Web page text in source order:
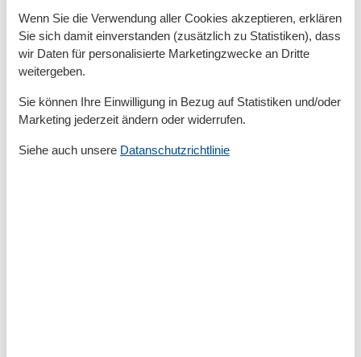
Heizung
Haartrockner
Internet - WLAN
Kabel / Sat
Küche (offen)
Kühlschrank
Mikrowelle
Wenn Sie die Verwendung aller Cookies akzeptieren, erklären
Sie sich damit einverstanden (zusätzlich zu Statistiken), dass
wir Daten für personalisierte Marketingzwecke an Dritte
weitergeben.
Sie können Ihre Einwilligung in Bezug auf Statistiken und/oder
Marketing jederzeit ändern oder widerrufen.
Siehe auch unsere Datanschutzrichtlinie